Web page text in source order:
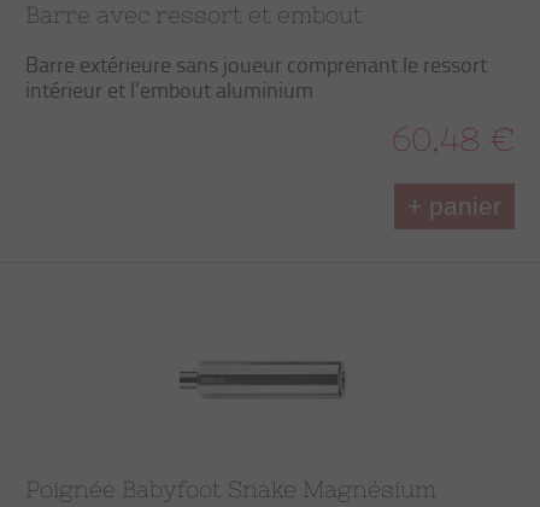
Barre avec ressort et embout
Barre extérieure sans joueur comprenant le ressort
intérieur et l’embout aluminium
60,48 €
+ panier
Poignée Babyfoot Snake Magnésium